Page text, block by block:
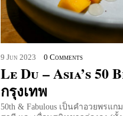
9 Jun 2023 0 Comments
Le Du – Asia’s 50
กรุงเทพ
50th & Fabulous เป็นคำอวยพรแ